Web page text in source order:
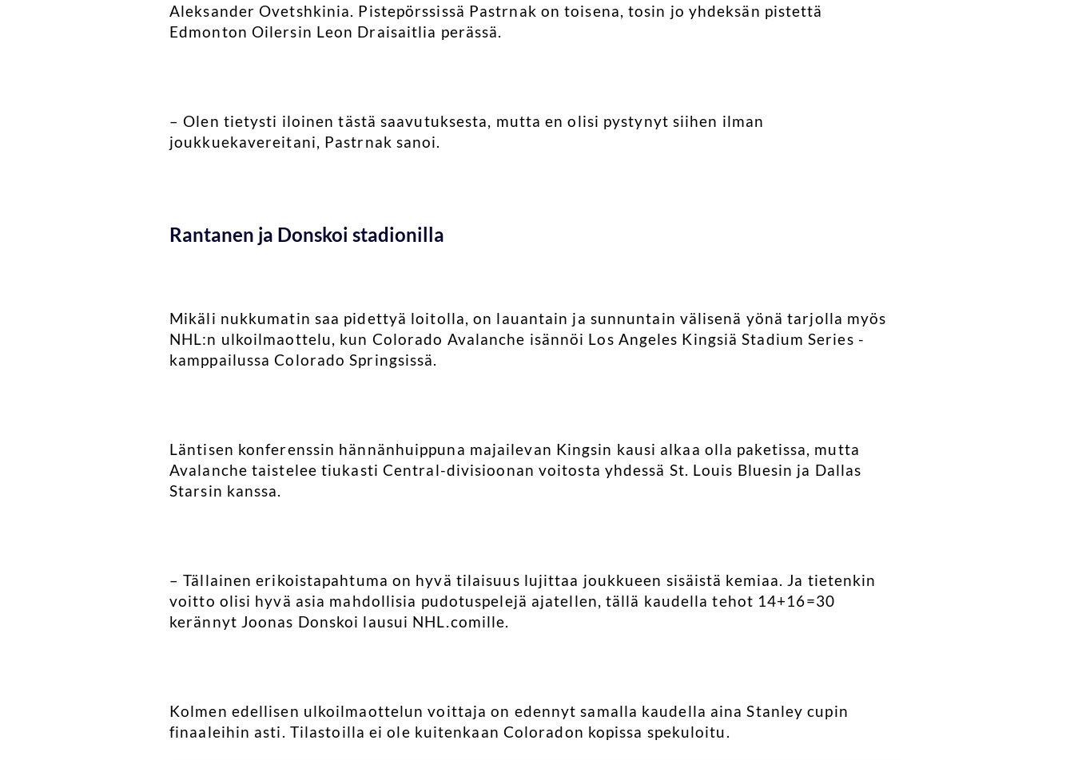
Aleksander Ovetshkinia. Pistepörssissä Pastrnak on toisena, tosin jo yhdeksän pistettä
Edmonton Oilersin Leon Draisaitlia perässä.
– Olen tietysti iloinen tästä saavutuksesta, mutta en olisi pystynyt siihen ilman
joukkuekavereitani, Pastrnak sanoi.
Rantanen ja Donskoi stadionilla
Mikäli nukkumatin saa pidettyä loitolla, on lauantain ja sunnuntain välisenä yönä tarjolla myös
NHL:n ulkoilmaottelu, kun Colorado Avalanche isännöi Los Angeles Kingsiä Stadium Series -
kamppailussa Colorado Springsissä.
Läntisen konferenssin hännänhuippuna majailevan Kingsin kausi alkaa olla paketissa, mutta
Avalanche taistelee tiukasti Central-divisioonan voitosta yhdessä St. Louis Bluesin ja Dallas
Starsin kanssa.
– Tällainen erikoistapahtuma on hyvä tilaisuus lujittaa joukkueen sisäistä kemiaa. Ja tietenkin
voitto olisi hyvä asia mahdollisia pudotuspelejä ajatellen, tällä kaudella tehot 14+16=30
kerännyt Joonas Donskoi lausui NHL.comille.
Kolmen edellisen ulkoilmaottelun voittaja on edennyt samalla kaudella aina Stanley cupin
finaaleihin asti. Tilastoilla ei ole kuitenkaan Coloradon kopissa spekuloitu.